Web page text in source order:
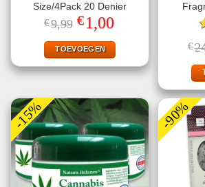
Size/4Pack 20 Denier
€9,99 Oorspronkelijke
prijs
was:
€9,99.
€1,00
is:
€1,00.
TOEVOEGEN €
-15% -90%